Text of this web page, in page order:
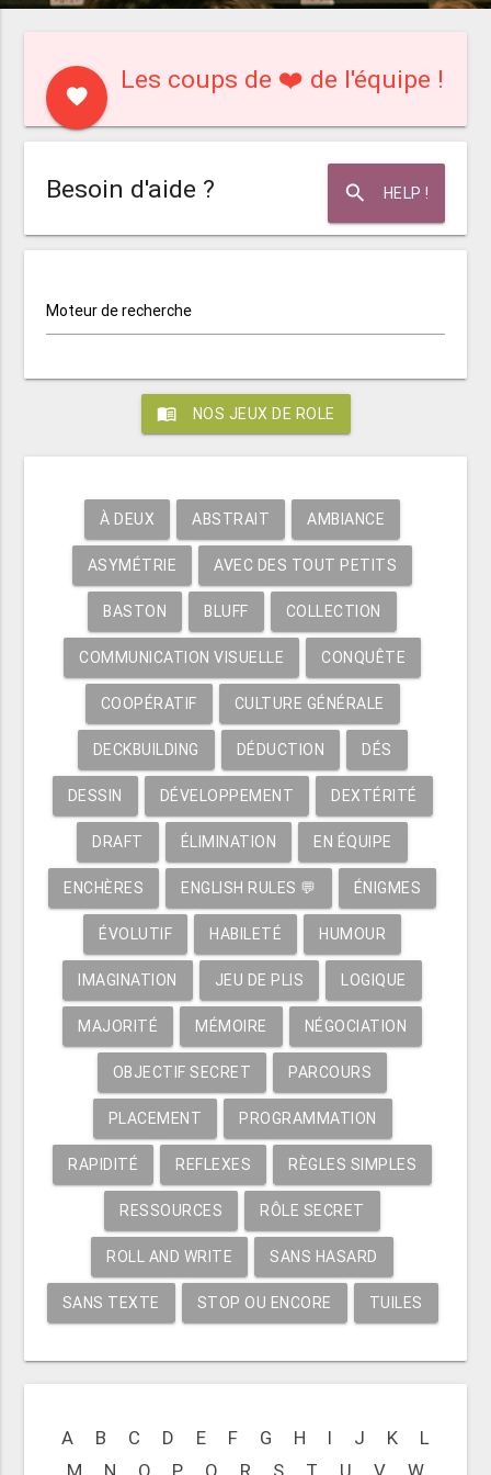
favorite
Les coups de ❤️ de l'équipe !
search HELP !
Besoin d'aide ?
Moteur de recherche
menu_book NOS JEUX DE ROLE
À DEUX ABSTRAIT AMBIANCE
ASYMÉTRIE AVEC DES TOUT PETITS
BASTON BLUFF COLLECTION
COMMUNICATION VISUELLE CONQUÊTE
COOPÉRATIF CULTURE GÉNÉRALE
DECKBUILDING DÉDUCTION DÉS
DESSIN DÉVELOPPEMENT DEXTÉRITÉ
DRAFT ÉLIMINATION EN ÉQUIPE
ENCHÈRES ENGLISH RULES 💬 ÉNIGMES
ÉVOLUTIF HABILETÉ HUMOUR
IMAGINATION JEU DE PLIS LOGIQUE
MAJORITÉ MÉMOIRE NÉGOCIATION
OBJECTIF SECRET PARCOURS
PLACEMENT PROGRAMMATION
RAPIDITÉ REFLEXES RÈGLES SIMPLES
RESSOURCES RÔLE SECRET
ROLL AND WRITE SANS HASARD
SANS TEXTE STOP OU ENCORE TUILES
A B C D E F G H I J K
L